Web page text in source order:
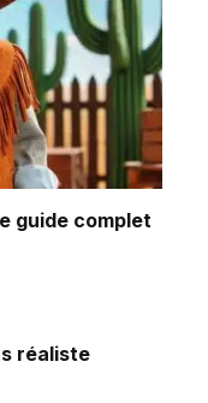
guide complet
réaliste